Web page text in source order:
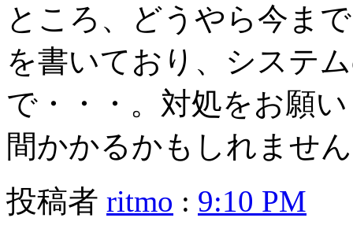
ところ、どうやら今ま
を書いており、システ
で・・・。対処をお願
間かかるかもしれませ
投稿者 ritmo : 9:10 PM